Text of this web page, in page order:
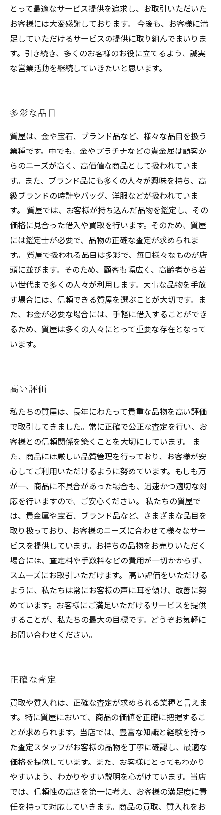
とって最適なサービス提供を追求し、お取引いただいた
お客様には大変感謝しております。 今後も、お客様に満
足していただけるサービスの提供に取り組んでまいりま
す。引き続き、多くのお客様のお役に立てるよう、誠実
な営業活動を継続していきたいと思います。
多彩な品目
質屋は、金や宝石、ブランド品など、様々な品目を扱う
業種です。中でも、金やプラチナなどの貴金属は顧客か
らのニーズが高く、高価値な商品として扱われていま
す。また、ブランド品にも多くの人々が興味を持ち、高
級ブランドの時計やバッグ、洋服などが扱われていま
す。 質屋では、お客様が持ち込んだ品物を鑑定し、その
価格に見合った借入や買取を行います。そのため、質屋
には鑑定士が必要で、品物の正確な査定が求められま
す。 質屋で扱われる品目は多彩で、毎日様々なものが店
頭に並びます。そのため、顧客も幅広く、高齢者から若
い世代まで多くの人々が利用します。大事な品物を手放
す場合には、信頼できる質屋を選ぶことが大切です。ま
た、お金が必要な場合には、手軽に借入することができ
るため、質屋は多くの人々にとって重要な存在となって
います。
高い評価
私たちの質屋は、長年にわたって貴重な品物を高い評価
で取引してきました。常に正確で公正な査定を行い、お
客様との信頼関係を築くことを大切にしています。 ま
た、商品には厳しい品質管理を行っており、お客様が安
心してご利用いただけるように努めています。もしも万
が一、商品に不具合があった場合も、迅速かつ適切な対
応を行いますので、ご安心ください。 私たちの質屋で
は、貴金属や宝石、ブランド品など、さまざまな品目を
取り扱っており、お客様のニーズに合わせて様々なサー
ビスを提供しています。お持ちの品物をお売りいただく
場合には、査定料や手数料などの費用が一切かからず、
スムーズにお取引いただけます。 高い評価をいただける
ように、私たちは常にお客様の声に耳を傾け、改善に努
めています。お客様にご満足いただけるサービスを提供
することが、私たちの最大の目標です。どうぞお気軽に
お問い合わせください。
正確な査定
買取や質入れは、正確な査定が求められる業種と言えま
す。特に質屋において、商品の価値を正確に把握するこ
とが求められます。当店では、豊富な知識と経験を持っ
た査定スタッフがお客様の品物を丁寧に確認し、最適な
価格を提供しています。また、お客様にとってもわかり
やすいよう、わかりやすい説明を心がけています。当店
では、信頼性の高さを第一に考え、お客様の満足度に責
任を持って対応していきます。商品の買取、質入れをお